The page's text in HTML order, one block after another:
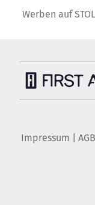
Werben auf STOL
Impressum AGB